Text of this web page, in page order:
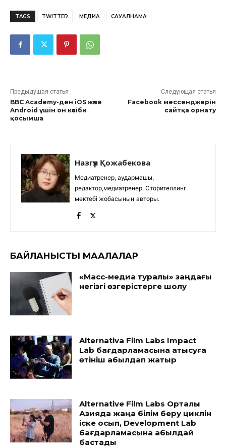
TAGS TWITTER МЕДИА САУАЛНАМА
Предыдущая статья
BBC Academy-ден iOS және
Android үшін он кәсіби
қосымша
Следующая статья
Facebook мессенджерін
сайтқа орнату
Назгүл Қожабекова
Медиатренер, аудармашы,
редактор,медиатренер. Сторителлинг
мектебі жобасының авторы.
БАЙЛАНЫСТЫ МАҚАЛАЛАР
«Масс-медиа туралы» заңдағы
негізгі өзгерістерге шолу
Alternativa Film Labs Impact
Lab бағдарламасына қатысуға
өтініш қабылдап жатыр
Alternative Film Labs Орталық
Азияда жаңа білім беру циклін
іске қосып, Development Lab
бағдарламасына қабылдай
бастады